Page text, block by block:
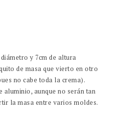
y 7cm de altura
de masa que vierto en otro
no cabe toda la crema).
aluminio, aunque no serán tan
la masa entre varios moldes.